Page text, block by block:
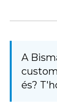
A
és?